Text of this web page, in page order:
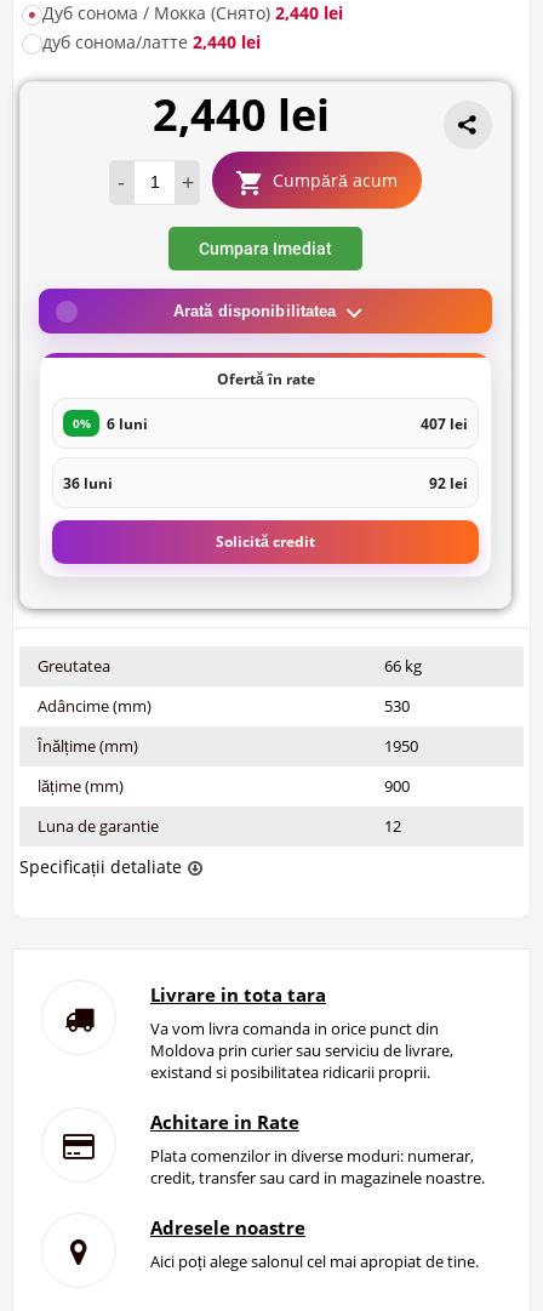
Дуб сонома / Мокка (Снято) 2,440 lei
дуб сонома/латте 2,440 lei
2,440 lei
- + Cumpără acum
Cumpara Imediat
Arată disponibilitatea
Ofertă în rate
0% 6 luni 407 lei
36 luni 92 lei
Solicită credit
Greutatea
66 kg
Adâncime (mm)
530
Înălțime (mm)
1950
lățime (mm)
900
Luna de garantie
12
Specificații detaliate
Livrare in tota tara
Va vom livra comanda in orice punct din
Moldova prin curier sau serviciu de livrare,
existand si posibilitatea ridicarii proprii.
Achitare in Rate
Plata comenzilor in diverse moduri: numerar,
credit, transfer sau card in magazinele noastre.
Adresele noastre
Aici poți alege salonul cel mai apropiat de tine.